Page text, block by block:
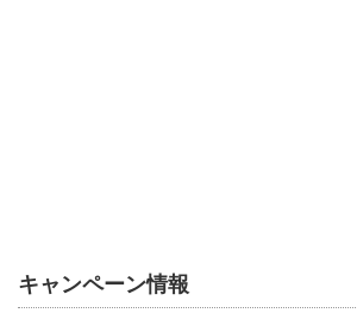
キャンペーン情報